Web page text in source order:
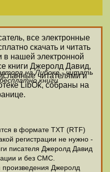
все электронные
скачать и читать
в нашей электронной
книги Джеролд Давид,
читателями и
LibOk, собраны на
на Либоке - читать
книги
в формате ТХТ (RTF)
регистрации не нужно -
писателя Джеролд Давид
и без СМС.
произведения Джеролд